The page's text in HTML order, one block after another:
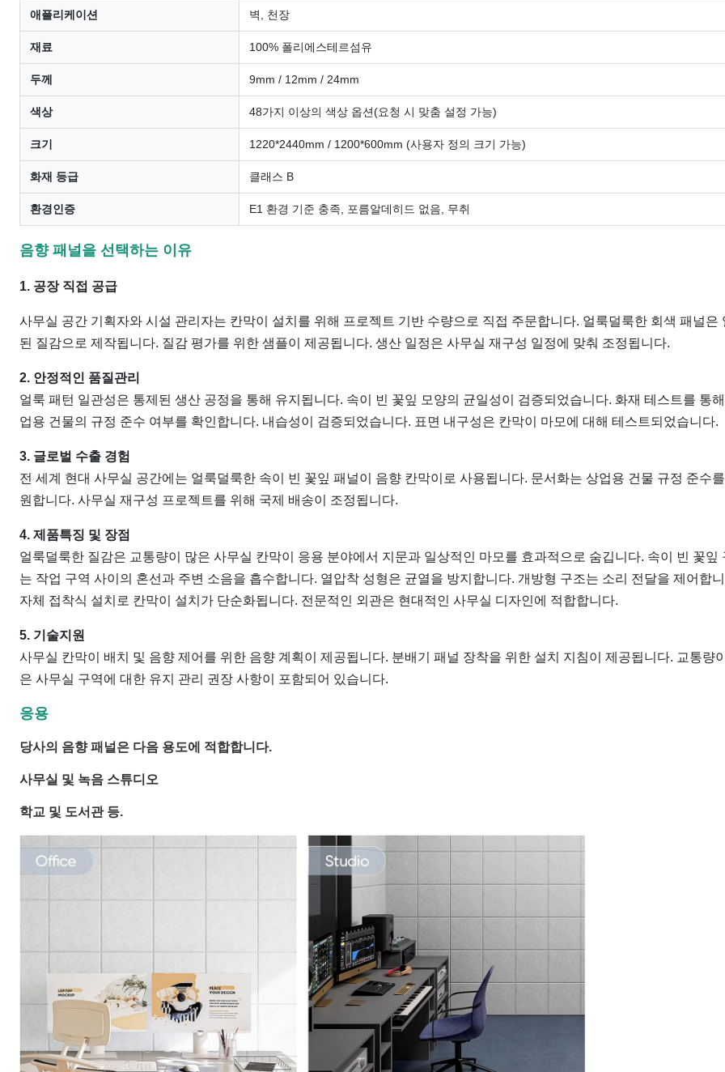
애플리케이션 벽, 천장
재료 100% 폴리에스테르섬유
두께 9mm / 12mm / 24mm
색상 48가지 이상의 색상 옵션(요청 시 맞춤 설정 가능)
크기 1220*2440mm / 1200*600mm (사용자 정의 크기 가능)
화재 등급 클래스 B
환경인증 E1 환경 기준 충족, 포름알데히드 없음, 무취
음향 패널을 선택하는 이유
1. 공장 직접 공급
사무실 공간 기획자와 시설 관리자는 칸막이 설치를 위해 프로젝트 기반 수량으로 직접 주문합니다. 얼룩덜룩한 회색 패널은
된 질감으로 제작됩니다. 질감 평가를 위한 샘플이 제공됩니다. 생산 일정은 사무실 재구성 일정에 맞춰 조정됩니다.
2. 안정적인 품질관리
얼룩 패턴 일관성은 통제된 생산 공정을 통해 유지됩니다. 속이 빈 꽃잎 모양의 균일성이 검증되었습니다. 화재 테스트를 통
업용 건물의 규정 준수 여부를 확인합니다. 내습성이 검증되었습니다. 표면 내구성은 칸막이 마모에 대해 테스트되었습니다.
3. 글로벌 수출 경험
전 세계 현대 사무실 공간에는 얼룩덜룩한 속이 빈 꽃잎 패널이 음향 칸막이로 사용됩니다. 문서화는 상업용 건물 규정 준수
원합니다. 사무실 재구성 프로젝트를 위해 국제 배송이 조정됩니다.
4. 제품특징 및 장점
얼룩덜룩한 질감은 교통량이 많은 사무실 칸막이 응용 분야에서 지문과 일상적인 마모를 효과적으로 숨깁니다. 속이 빈 꽃잎
는 작업 구역 사이의 혼선과 주변 소음을 흡수합니다. 열압착 성형은 균열을 방지합니다. 개방형 구조는 소리 전달을 제어합
자체 접착식 설치로 칸막이 설치가 단순화됩니다. 전문적인 외관은 현대적인 사무실 디자인에 적합합니다.
5. 기술지원
사무실 칸막이 배치 및 음향 제어를 위한 음향 계획이 제공됩니다. 분배기 패널 장착을 위한 설치 지침이 제공됩니다. 교통량
은 사무실 구역에 대한 유지 관리 권장 사항이 포함되어 있습니다.
응용
당사의 음향 패널은 다음 용도에 적합합니다.
사무실 및 녹음 스튜디오
학교 및 도서관 등.